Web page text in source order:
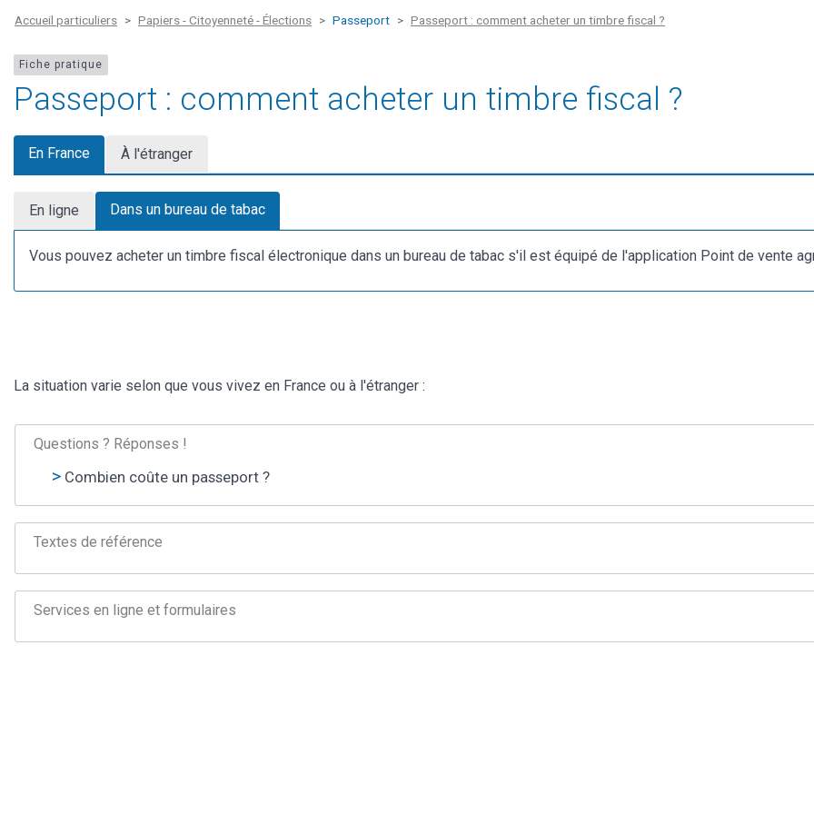
Accueil particuliers Papiers - Citoyenneté - Élections Passeport Passeport : comment acheter un timbre fiscal ?
Fiche pratique
Passeport : comment acheter un timbre fiscal ?
En France À l'étranger
En ligne Dans un bureau de tabac
Vous pouvez acheter un timbre fiscal électronique dans un bureau de tabac s'il est équipé de l'application Point de vente
La situation varie selon que vous vivez en France ou à l'étranger :
Questions ? Réponses !
Combien coûte un passeport ?
Textes de référence
Services en ligne et formulaires